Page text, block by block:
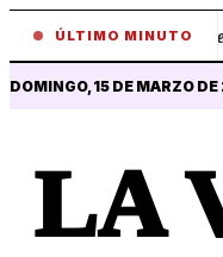
ÚLTIMO MINUTO
• Revelaciones
DOMINGO, 15 DE MARZO
LA